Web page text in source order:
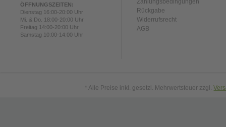
ÖFFNUNGSZEITEN:
Dienstag 16:00-20:00 Uhr
Mi. & Do. 18:00-20:00 Uhr
Freitag 14:00-20:00 Uhr
Samstag 10:00-14:00 Uhr
Zahlungsbedingungen
Rückgabe
Widerrufsrecht
AGB
* Alle Preise inkl. gesetzl. Mehrwertsteuer zzgl.